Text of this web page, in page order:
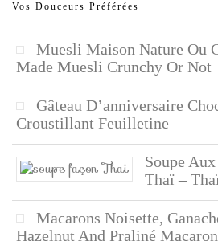
Vos Douceurs Préférées
Muesli Maison Nature Ou
Made Muesli Crunchy Or Not
Gâteau D’anniversaire
Croustillant Feuilletine
Soupe
Thaï –
Macarons Noisette,
Hazelnut And Praliné